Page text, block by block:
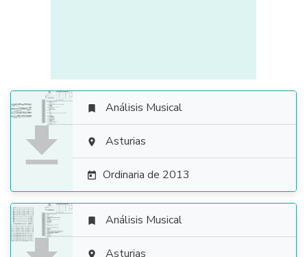

 Análisis Musical
 Asturias
 Ordinaria de 2013
 Análisis Musical
 Asturias